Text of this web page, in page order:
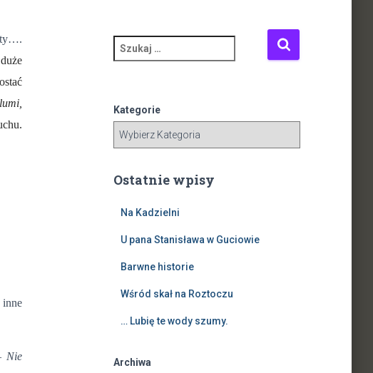
Nie
z
a
j
Kategorie
Ostatnie wpisy
Na Kadzielni
U pana Stanisława w Guciowie
Barwne historie
Wśród skał na Roztoczu
… Lubię te wody szumy.
Archiwa